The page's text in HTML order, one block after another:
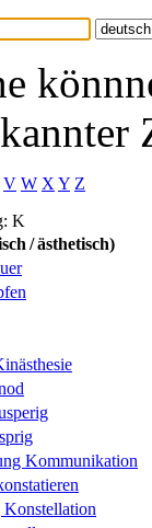
V W X Y Z
K
/ ästhetisch)